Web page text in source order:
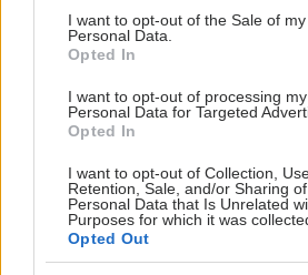
consent section.
I want to opt-out of the Sale of my
Personal Data.
Opted In
I want to opt-out of processing my
Personal Data for Targeted
Opted In
I want to opt-out of Collection,
Retention, Sale, and/or Sharing
Personal Data that Is Unrelated
Purposes for which it was
Opted Out